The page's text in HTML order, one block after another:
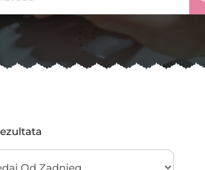
Sorted
latest